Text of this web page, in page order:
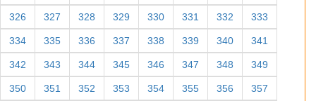
326 327 328 329 330 331 332 333
334 335 336 337 338 339 340 341
342 343 344 345 346 347 348 349
350 351 352 353 354 355 356 357